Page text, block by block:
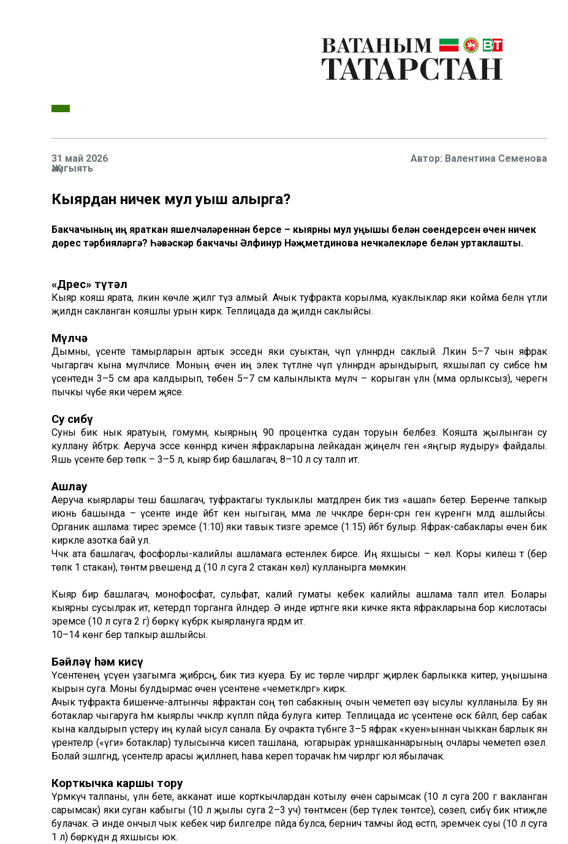
31 май 2026
Җәмгыять
Валентина Семенова
Кыярдан ничек мул уңыш алырга?
Бакчачының иң яраткан яшелчәләреннән берсе – кыярны мул уңышы белән сөендерсен өчен ничек
дөрес тәрбияләргә? Һәвәскәр бакчачы Әлфинур Нәҗметдинова нечкәлекләре белән уртаклашты.
«Дөрес» түтәл
Кыяр кояш ярата, ләкин көчле җилгә түзә алмый. Ачык туфракта корылма, куаклыклар яки койма белән үтәли
җилдән сакланган кояшлы урын кирәк. Теплицада да җилдән саклыйсы.
Мүлчә
Дымны, үсенте тамырларын артык эсседән яки суыктан, чүп үләннәрдән саклый. Ләкин 5–7 чын яфрак
чыгаргач кына мүлчәлисе. Моның өчен иң элек түтәлне чүп үләннәрдән арындырып, яхшылап су сибәсе һәм
үсентедән 3–5 см ара калдырып, төбенә 5–7 см калынлыкта мүлчә – корыган үлән (әмма орлыксыз), черегән
пычкы чүбе яки черемә җәясе.
Су сибү
Суны бик нык яратуын, гомумән, кыярның 90 процентка судан торуын беләбез. Кояшта җылынган су
куллану әйбәтрәк. Аеруча эссе көннәрдә кичен яфракларына лейкадан җиңелчә генә «яңгыр яудыру» файдалы.
Яшь үсенте бер төпкә – 3–5 л, кыяр бирә башлагач, 8–10 л су таләп итә.
Ашлау
Аеруча кыярлары төшә башлагач, туфрактагы туклыклы матдәләрен бик тиз «ашап» бетерә. Беренче тапкыр
июнь башында – үсенте инде әйбәт кенә ныгыган, әмма әле чәчәкләре берән-сәрән генә күренгән мәлдә ашлыйсы.
Органик ашлама: тирес эремәсе (1:10) яки тавык тизәге эремәсе (1:15) әйбәт булыр. Яфрак-сабаклары өчен бик
кирәкле азотка бай ул.
Чәчәк ата башлагач, фосфорлы-калийлы ашламага өстенлек бирәсе. Иң яхшысы – көл. Коры килеш тә (бер
төпкә 1 стакан), төнәтмә рәвешендә дә (10 л суга 2 стакан көл) кулланырга мөмкин.
Кыяр бирә башлагач, монофосфат, сульфат, калий гуматы кебек калийлы ашлама таләп ителә. Болары
кыярны сусылрак итә, кетердәп торганга әйләндерә. Ә инде иртәнге яки кичке якта яфракларына бор кислотасы
эремәсе (10 л суга 2 г) бөркү күбрәк кыярлануга ярдәм итә.
10–14 көнгә бер тапкыр ашлыйсы.
Бәйләү һәм кисү
Үсентенең үсүен үзагымга җибәрсәң, бик тиз куера. Бу исә төрле чирләргә җирлек барлыкка китерә, уңышына
кырын суга. Моны булдырмас өчен үсентене «чеметкәләргә» кирәк.
Ачык туфракта бишенче-алтынчы яфрактан соң төп сабакның очын чеметеп өзү ысулы кулланыла. Бу ян
ботаклар чыгаруга һәм кыярлы чәчәкләр күпләп пәйда булуга китерә. Теплицада исә үсентене өскә бәйләп, бер сабак
кына калдырып үстерү иң кулай ысул санала. Бу очракта түбәнге 3–5 яфрак «куен»ыннан чыккан барлык ян
үрентеләр («үги» ботаклар) тулысынча кисеп ташлана, ә югарырак урнашканнарының очлары чеметеп өзелә.
Болай эшләгәндә, үсентеләр арасы җилләнеп, һава кереп торачак һәм чирләргә юл ябылачак.
Корткычка каршы тору
Үрмәкүч талпаны, үлән бете, акканат ише корткычлардан котылу өчен сарымсак (10 л суга 200 г вакланган
сарымсак) яки суган кабыгы (10 л җылы суга 2–3 уч) төнәтмәсен (бер тәүлек төнәтәсе), сөзеп, сибү бик нәтиҗәле
булачак. Ә инде ончыл чык кебек чир билгеләре пәйда булса, берничә тамчы йод өстәп, эремчек суы (10 л суга
1 л) бөркүдән дә яхшысы юк.